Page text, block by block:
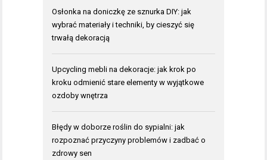
Osłonka na doniczkę ze sznurka DIY: jak
wybrać materiały i techniki, by cieszyć się
trwałą dekoracją
Upcycling mebli na dekoracje: jak krok po
kroku odmienić stare elementy w wyjątkowe
ozdoby wnętrza
Błędy w doborze roślin do sypialni: jak
rozpoznać przyczyny problemów i zadbać o
zdrowy sen